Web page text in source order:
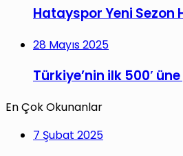
Hatayspor Yeni Sezon
28 Mayıs 2025
Türkiye’nin ilk 500′
En Çok Okunanlar
7 Şubat 2025